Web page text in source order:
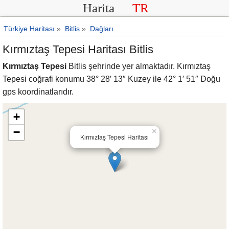
Harita TR
Türkiye Haritası » Bitlis » Dağları
Kırmıztaş Tepesi Haritası Bitlis
Kırmıztaş Tepesi Bitlis şehrinde yer almaktadır. Kırmıztaş
Tepesi coğrafi konumu 38° 28′ 13″ Kuzey ile 42° 1′ 51″ Doğu
gps koordinatlarıdır.
Kırmıztaş Tepesi Haritası
×
+
−